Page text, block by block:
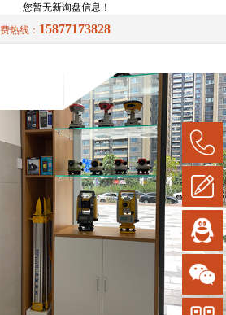
您暂无新询盘信息！
热线： 15877173828